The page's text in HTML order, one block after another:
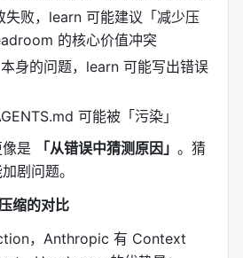
❌ 提供商
多少 Token？
作负载）
失败，learn 可能建议「减少压
的核心价值冲突
身的问题，learn 可能写出错误
可能被「污染」
是
「从错误中猜测原因」 。猜
剧问题。
缩的对比
，Anthropic 有 Context